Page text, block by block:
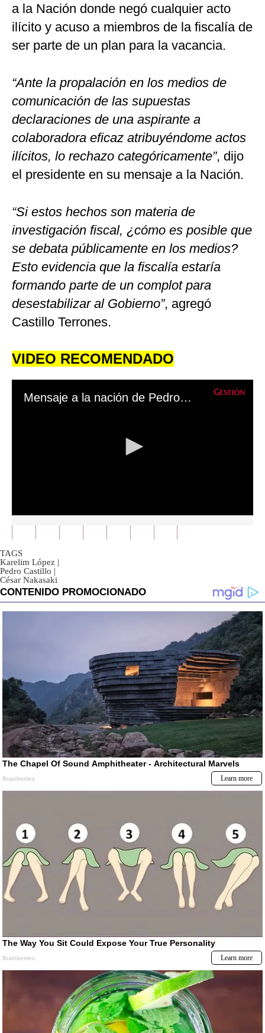
a la Nación donde negó cualquier acto
ilícito y acuso a miembros de la fiscalía de
ser parte de un plan para la vacancia.
“Ante la propalación en los medios de
comunicación de las supuestas
declaraciones de una aspirante a
colaboradora eficaz atribuyéndome actos
ilícitos, lo rechazo categóricamente”, dijo
el presidente en su mensaje a la Nación.
“Si estos hechos son materia de
investigación fiscal, ¿cómo es posible que
se debata públicamente en los medios?
Esto evidencia que la fiscalía estaría
formando parte de un complot para
desestabilizar al Gobierno”, agregó
Castillo Terrones.
VIDEO RECOMENDADO
Mensaje a la nación de Pedro Castillo
seconds
of
seconds
TAGS
Karelim López |
Pedro Castillo |
César Nakasaki